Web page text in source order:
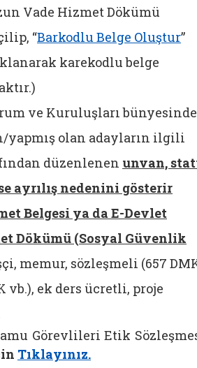
Vade Hizmet Dökümü
“Barkodlu Belge Oluştur”
karekodlu belge
)
ve Kuruluşları bünyesinde
yapmış olan adayların ilgili
düzenlenen unvan,
ayrılış nedenini gösterir
Belgesi ya da E-Devlet
Dökümü (Sosyal Güvenlik
memur, sözleşmeli (657
vb.), ek ders ücretli, proje
Görevlileri Etik
Tıklayınız.